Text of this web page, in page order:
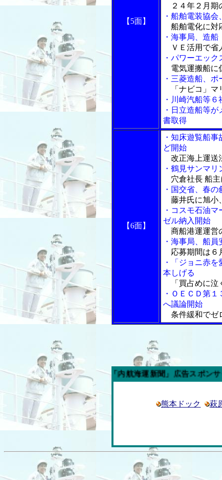
【5面】
２４年２月期
・船舶電装協
船舶電化に対
・海事局、造
ＶＥ活用で省
・パワーエッ
電気運搬船に
・三菱造船、
「ナビコ」マ
・川崎汽船等
・日立造船等
書取得
【6面】
・知床遊覧船
ど開始
改正海上運送
・鶴見サンマ
穴倉社長 船主
・国交省、春
藤井氏に旭小
・コスモ石油
ゼル納入開始
商船港運運営
・海事局、船
応募期間は６
・「ジョニ赤
本しげる
「買占めに泣
・ＯＥＣＤ第
へ議論開始
条件緩和でゼ
今週の「内航海運新聞」広告スポンサー企業
熊本ドック 萩